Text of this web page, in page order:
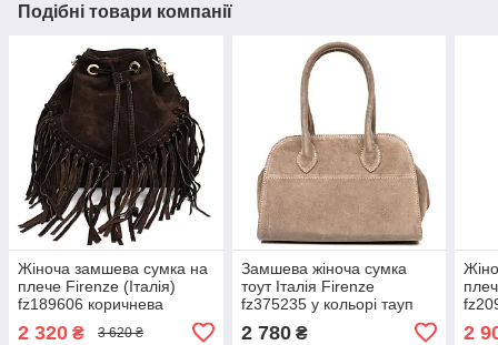
Подібні товари компанії
Жіноча замшева сумка на
плече Firenze (Італія)
fz189606 коричнева
2 320 ₴ 3 620 ₴
Замшева жіноча сумка
тоут Італія Firenze
fz375235 у кольорі тауп
2 780₴ 2